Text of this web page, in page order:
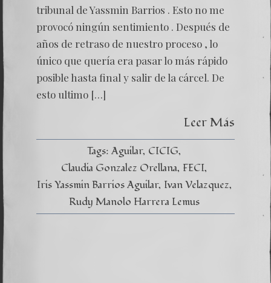
tribunal de Yassmin Barrios . Esto no me
provocó ningún sentimiento . Después de
años de retraso de nuestro proceso , lo
único que quería era pasar lo más rápido
posible hasta final y salir de la cárcel. De
esto ultimo […]
Leer Más
Tags: Aguilar CICIG
Claudia Gonzalez Orellana FECI
Iris Yassmin Barrios Aguilar Ivan Velazquez
Rudy Manolo Harrera Lemus